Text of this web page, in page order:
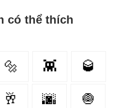
có thể thích
🔩 👾 🥃
🥂 🌆 🧅